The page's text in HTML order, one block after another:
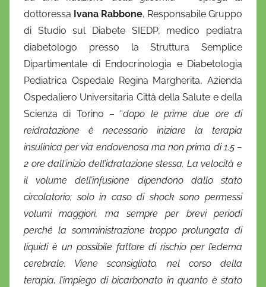
dottoressa Ivana Rabbone, Responsabile Gruppo
di Studio sul Diabete SIEDP, medico pediatra
diabetologo presso la Struttura Semplice
Dipartimentale di Endocrinologia e Diabetologia
Pediatrica Ospedale Regina Margherita, Azienda
Ospedaliero Universitaria Città della Salute e della
Scienza di Torino – “dopo le prime due ore di
reidratazione è necessario iniziare la terapia
insulinica per via endovenosa ma non prima di 1.5 –
2 ore dall’inizio dell’idratazione stessa. La velocità e
il volume dell’infusione dipendono dallo stato
circolatorio: solo in caso di shock sono permessi
volumi maggiori, ma sempre per brevi periodi
perché la somministrazione troppo prolungata di
liquidi è un possibile fattore di rischio per l’edema
cerebrale. Viene sconsigliato, nel corso della
terapia, l’impiego di bicarbonato in quanto è stato